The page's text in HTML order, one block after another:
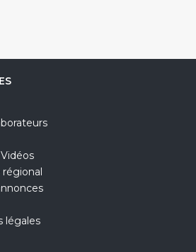
régional
légales